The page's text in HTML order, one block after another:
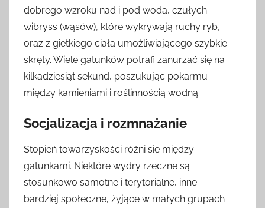
dobrego wzroku nad i pod wodą, czułych
wibryss (wąsów), które wykrywają ruchy ryb,
oraz z giętkiego ciała umożliwiającego szybkie
skręty. Wiele gatunków potrafi zanurzać się na
kilkadziesiąt sekund, poszukując pokarmu
między kamieniami i roślinnością wodną.
Socjalizacja i rozmnażanie
Stopień towarzyskości różni się między
gatunkami. Niektóre wydry rzeczne są
stosunkowo samotne i terytorialne, inne —
bardziej społeczne, żyjące w małych grupach